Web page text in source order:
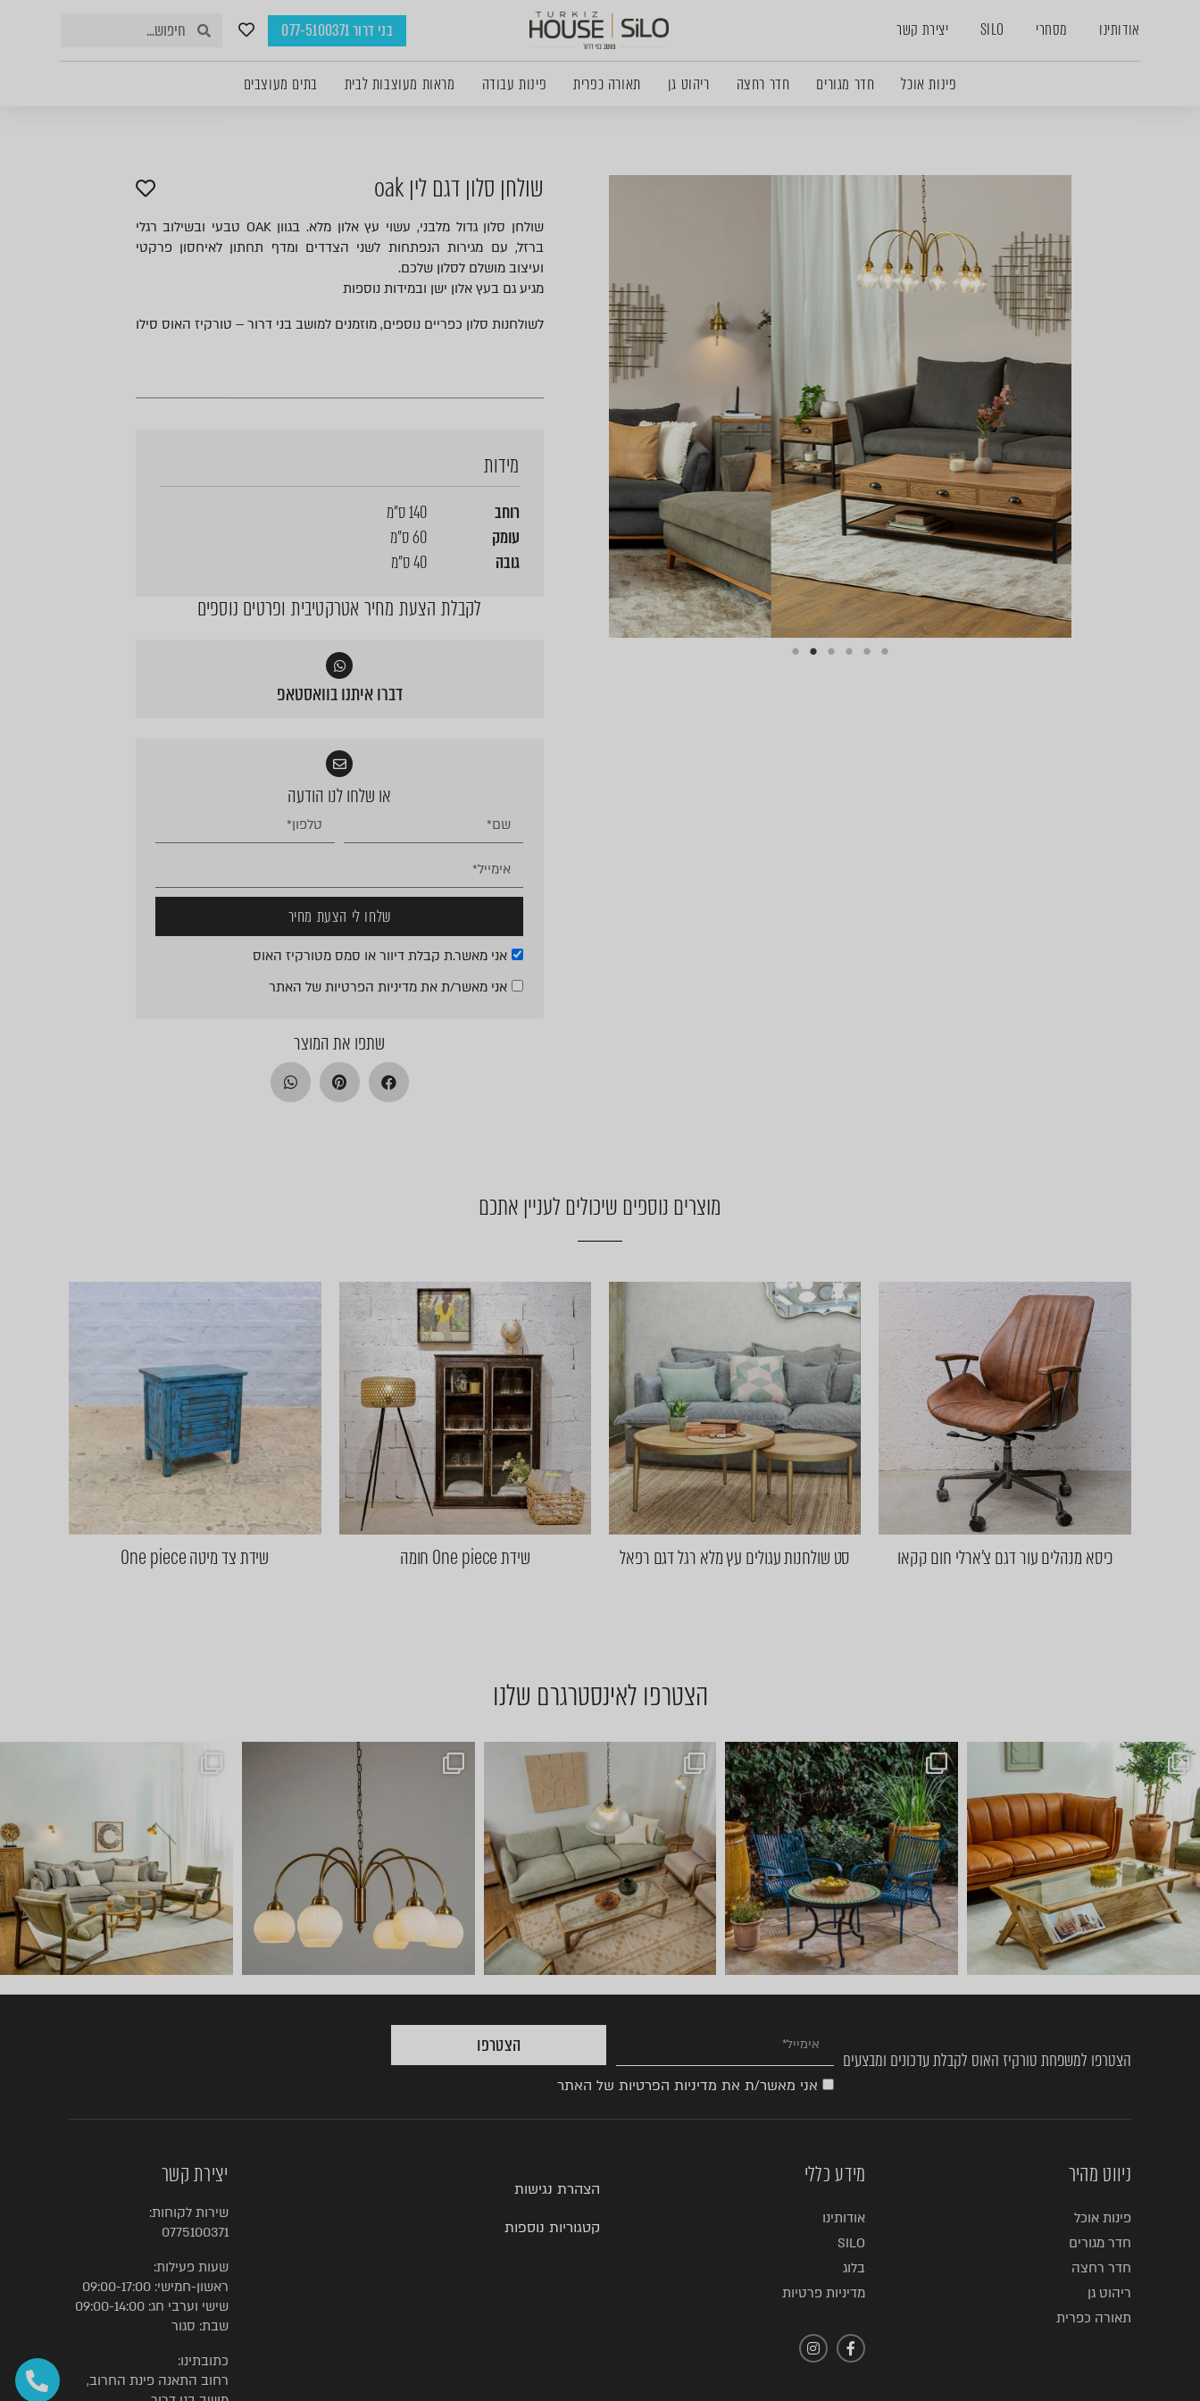
אודותינו מסחרי SILO יצירת קשר בני דרור 077-5100371
פינות אוכל חדר מגורים חדר רחצה ריהוט גן תאורה כפרית פינות עבודה מראות מעוצבות לבית בתים מעוצבים
שולחן סלון דגם לין oak
שולחן סלון גדול מלבני, עשוי עץ אלון מלא. בגוון OAK טבעי ובשילוב רגלי
ברזל, עם מגירות הנפתחות לשני הצדדים ומדף תחתון לאיחסון פרקטי
ועיצוב מושלם לסלון שלכם.
מגיע גם בעץ אלון ישן ובמידות נוספות
לשולחנות סלון כפריים נוספים, מוזמנים למושב בני דרור – טורקיז האוס סילו
מידות
רוחב
140 ס"מ
עומק
60 ס"מ
גובה
40 ס"מ
לקבלת הצעת מחיר אטרקטיבית ופרטים נוספים
דברו איתנו בוואסטאפ
או שלחו לנו הודעה
אני מאשר.ת קבלת דיוור או סמס מטורקיז האוס
אני מאשר/ת את מדיניות הפרטיותשל האתר
שלחו לי הצעת מחיר
שתפו את המוצר
מוצרים נוספים שיכולים לעניין אתכם
כיסא מנהלים עור דגם צ'ארלי חום קקאו סט שולחנות עגולים עץ מלא רגל דגם רפאל שידת One piece חומה שידת צד מיטה One piece
הצטרפו לאינסטרגרם שלנו
באים לבחור תאורה? ⭐ כל אחד מ יום צילום עם הפריטים החדשים
הצטרפו למשפחת טורקיז האוס לקבלת עדכונים ומבצעים
אני מאשר/ת את מדיניות הפרטיות של האתר
הצטרפו
ניווט מהיר
פינות אוכל
חדר מגורים
חדר רחצה
ריהוט גן
תאורה כפרית
מידע כללי
אודותינו
SILO
בלוג
מדיניות פרטיות
הצהרת נגישות
קטגוריות נוספות
יצירת קשר
שירות לקוחות:
0775100371
שעות פעילות:
ראשון-חמישי: 09:00-17:00
שישי וערבי חג: 09:00-14:00
שבת: סגור
כתובתינו:
רחוב התאנה פינת החרוב,